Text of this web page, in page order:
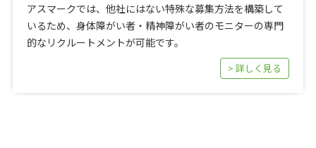
アスマークでは、他社にはない特殊な募集方法を構築して
いるため、身体障がい者・精神障がい者のモニターの専門
的なリクルートメントが可能です。
> 詳しく見る